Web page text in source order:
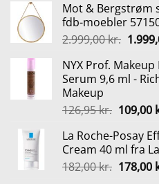
pris
var:
420,00
Mot & Bergstrøm
fdb-moebler
2.999,00kr. Den
pris
var:
NYX Prof.
Serum 9,6 ml -
Makeup
126,95kr. Den
pris
var:
126,95
109,00
La Roche-Posay
Cream 40 ml fra
182,00kr. Den
178,00